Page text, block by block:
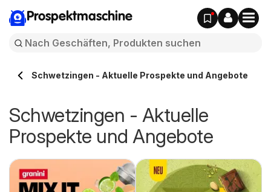
Prospektmaschine
Schwetzingen - Aktuelle Prospekte und Angebote
Schwetzingen - Aktuelle
Prospekte und Angebote